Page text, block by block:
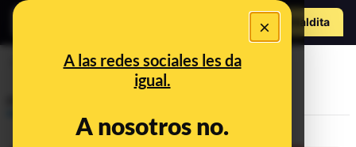
×
A las redes sociales les da
igual.
A nosotros no.
Hazte Maldita
minerales